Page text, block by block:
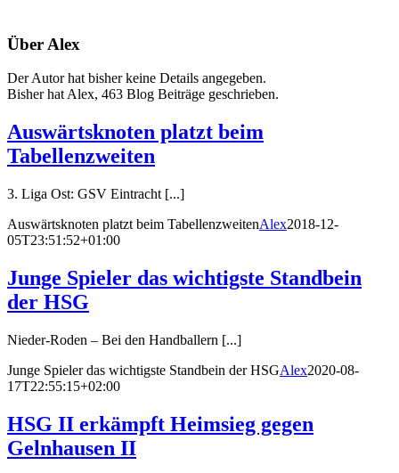
Über Alex
Der Autor hat bisher keine Details angegeben.
Bisher hat Alex, 463 Blog Beiträge geschrieben.
Auswärtsknoten platzt beim
Tabellenzweiten
3. Liga Ost: GSV Eintracht [...]
Auswärtsknoten platzt beim TabellenzweitenAlex2018-12-
05T23:51:52+01:00
Junge Spieler das wichtigste Standbein
der HSG
Nieder-Roden – Bei den Handballern [...]
Junge Spieler das wichtigste Standbein der HSGAlex2020-08-
17T22:55:15+02:00
HSG II erkämpft Heimsieg gegen
Gelnhausen II